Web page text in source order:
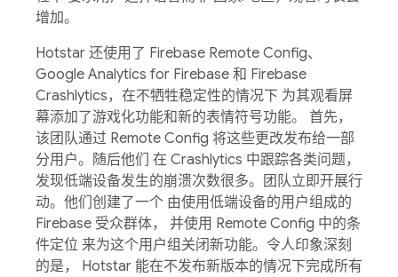
增加。
Hotstar 还使用了 Firebase Remote Config、
Google Analytics for Firebase 和 Firebase
Crashlytics，在不牺牲稳定性的情况下 为其观看屏
幕添加了游戏化功能和新的表情符号功能。 首先，
该团队通过 Remote Config 将这些更改发布给一部
分用户。随后他们 在 Crashlytics 中跟踪各类问题，
发现低端设备发生的崩溃次数很多。团队立即开展行
动。他们创建了一个 由使用低端设备的用户组成的
Firebase 受众群体， 并使用 Remote Config 中的条
件定位 来为这个用户组关闭新功能。令人印象深刻
的是， Hotstar 能在不发布新版本的情况下完成所有